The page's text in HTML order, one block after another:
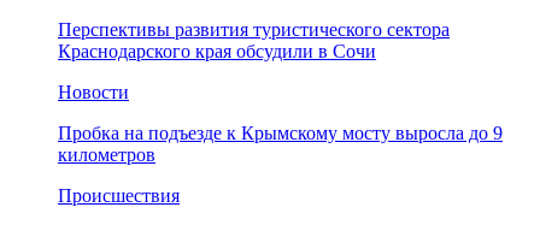
Перспективы развития туристического сектора
Краснодарского края обсудили в Сочи
Новости
Пробка на подъезде к Крымскому мосту выросла до 9
километров
Происшествия